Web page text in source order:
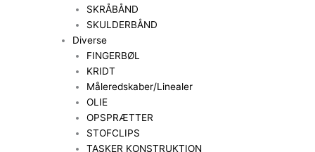
SKRÅBÅND
SKULDERBÅND
Diverse
FINGERBØL
KRIDT
Måleredskaber/Linealer
OLIE
OPSPRÆTTER
STOFCLIPS
TASKER KONSTRUKTION